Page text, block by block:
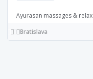
Ayurasan massages & relax
Bratislava